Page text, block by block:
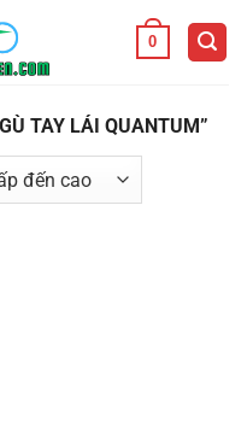
0
TAY LÁI QUANTUM”